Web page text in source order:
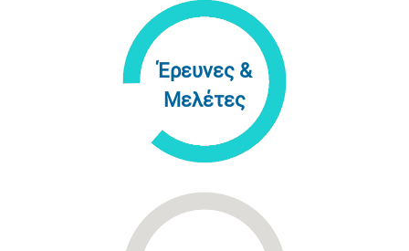
Έρευνες &
Μελέτες